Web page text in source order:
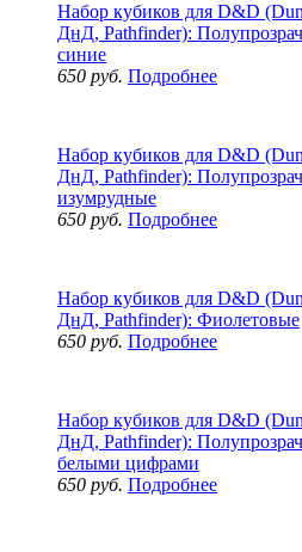
Набор кубиков для D&D
ДнД, Pathfinder):
синие
650 руб. Подробнее
Набор кубиков для D&D
ДнД, Pathfinder):
изумрудные
650 руб. Подробнее
Набор кубиков для D&D
ДнД, Pathfinder): Фиолетовые
650 руб. Подробнее
Набор кубиков для D&D
ДнД, Pathfinder):
белыми цифрами
650 руб. Подробнее